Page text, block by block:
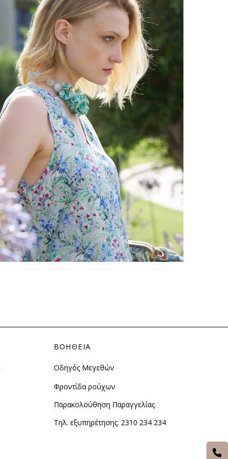
ΒΟΗΘΕΙΑ
Οδηγός Μεγεθών
Φροντίδα ρούχων
Παρακολούθηση Παραγγελίας
Τηλ. εξυπηρέτησης: 2310 234 234